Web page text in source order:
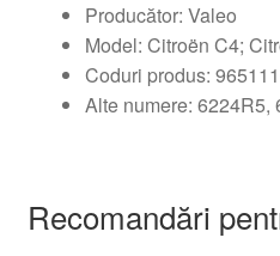
Producător: Valeo
Model: Citroën C4;
Coduri produs:
Alte numere: 6224R5,
Recomandări